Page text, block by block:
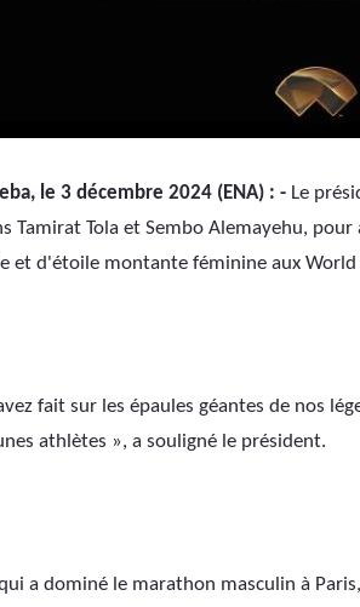
le 3 décembre 2024 (ENA) : - Le
Tamirat Tola et Sembo Alemayehu,
et d'étoile montante féminine aux
fait sur les épaules géantes de nos
athlètes », a souligné le président.
a dominé le marathon masculin à